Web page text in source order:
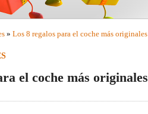
» Los 8 regalos para el coche más originales
el coche más originales